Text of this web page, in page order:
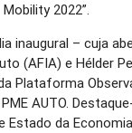
2022”.
inaugural – cuja
(AFIA) e Hélder
Plataforma
AUTO.
Estado da